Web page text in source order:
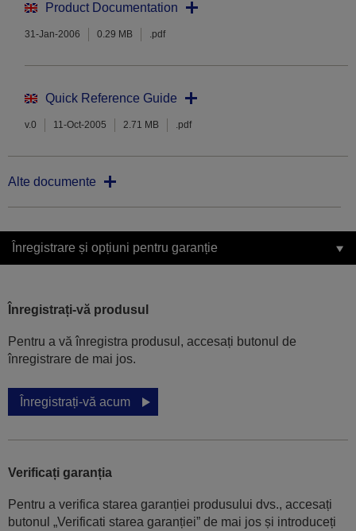
Product Documentation
31-Jan-2006 0.29 MB .pdf
Quick Reference Guide
v.0 11-Oct-2005 2.71 MB .pdf
Alte documente
Înregistrare și opțiuni pentru garanție
Înregistrați-vă produsul
Pentru a vă înregistra produsul, accesați butonul de
înregistrare de mai jos.
Înregistrați-vă acum
Verificați garanția
Pentru a verifica starea garanției produsului dvs., accesați
butonul „Verificati starea garanției” de mai jos și introduceți